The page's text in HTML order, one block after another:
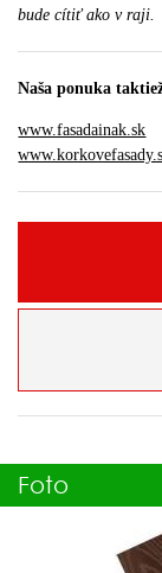
bude cítiť ako v raji.
Naša ponuka
www.fasadainak.sk
Foto